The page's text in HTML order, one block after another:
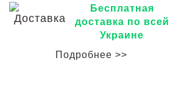
Бесплатная
доставка по всей
Украине
Подробнее >>